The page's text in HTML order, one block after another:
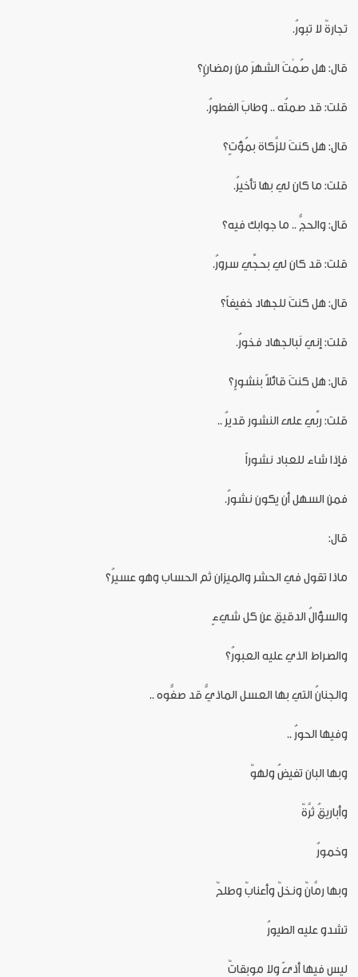
تجارةٌ لا تبورُ.
قال: هل صُمْتَ الشهرَ من رمضانٍ؟
قلت: قد صمتُه .. وطابَ الفطورُ.
قال: هل كنتَ للزَّكاة بمُؤتٍ؟
قلت: ما كان لي بها تأخيرُ.
قال: والحجُّ .. ما جوابك فيه؟
قلت: قد كان لي بحجِّي سرورُ.
قال: هل كنتَ للجهاد خفيفاً؟
قلت: إني لَبالجهاد فخورُ.
قال: هل كنتَ قائلاً بنشورٍ؟
قلت: ربِّي على النشور قديرُ ..
فإذا شاء للعباد نشوراً
فمن السهل أن يكون نشورُ.
قال:
ماذا تقول في الحشر والميزان ثم الحساب وهو عسيرُ؟
والسؤالُ الدقيق عن كل شيءٍ
والصراط الذي عليه العبورُ؟
والجنانُ التي بها العسل الماذيُّ قد صفُّوه ..
وفيها الحورُ ..
وبها البان تفيضُ ولهوٌ
وأباريقُ ثرَّةٌ
وخمورُ
وبها رمَّانٌ ونخلٌ وأعنابٌ وطلحٌ
تشدو عليه الطيورُ
ليس فيها أذىً ولا موبقاتٌ